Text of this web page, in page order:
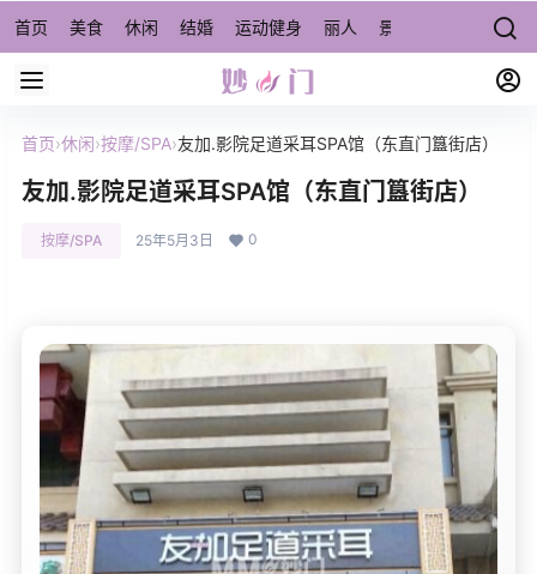
首页 美食 休闲 结婚 运动健身 丽人 景点/周边游 宠物
首页›休闲›按摩/SPA›友加.影院足道采耳SPA馆（东直门簋街店）
友加.影院足道采耳SPA馆（东直门簋街店）
按摩/SPA 25年5月3日 0